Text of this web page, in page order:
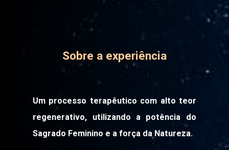
Sobre a experiência
Um processo terapêutico com alto teor
regenerativo, utilizando a potência do
Sagrado Feminino e a força da Natureza.